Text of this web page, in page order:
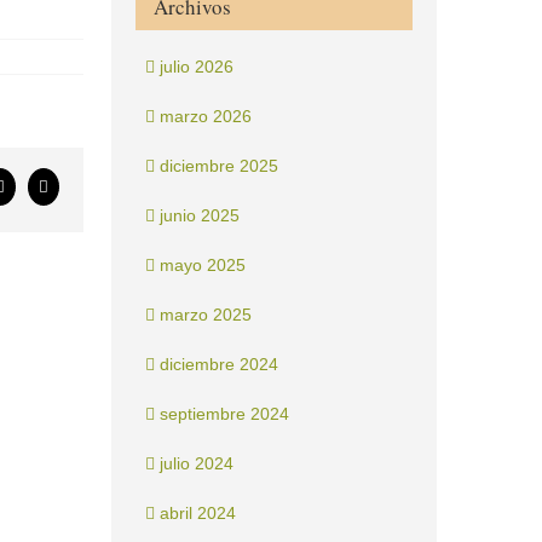
Correo
electrónico
Archivos
julio 2026
marzo 2026
diciembre 2025
junio 2025
mayo 2025
marzo 2025
diciembre 2024
septiembre 2024
julio 2024
abril 2024